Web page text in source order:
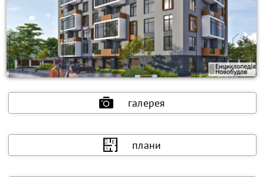
галерея
плани